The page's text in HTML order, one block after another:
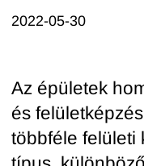
2022-05-30
Az épületek
és
többféle felületi